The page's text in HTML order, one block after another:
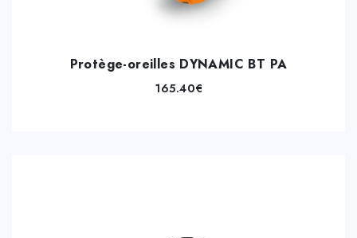
Protège-oreilles DYNAMIC BT PA
165.40€